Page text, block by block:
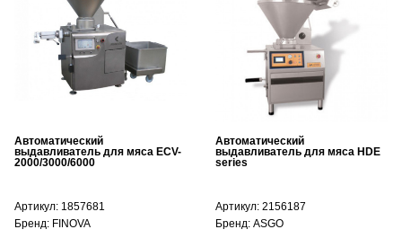
Автоматический
выдавливатель для мяса ECV-
2000/3000/6000
Артикул: 1857681
Бренд: FINOVA
Автоматический
выдавливатель для мяса HDE
series
Артикул: 2156187
Бренд: ASGO